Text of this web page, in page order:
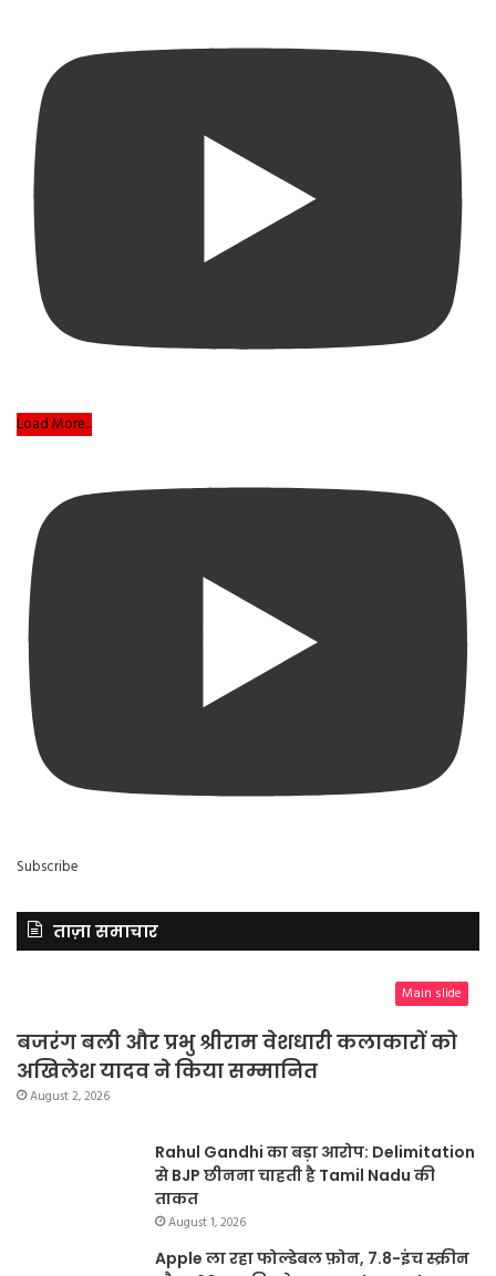
Load More...
Subscribe
ताज़ा समाचार
Main slide
बजरंग बली और प्रभु श्रीराम वेशधारी कलाकारों को
अखिलेश यादव ने किया सम्मानित
August 2, 2026
Rahul Gandhi का बड़ा आरोप: Delimitation
से BJP छीनना चाहती है Tamil Nadu की
ताकत
August 1, 2026
Apple ला रहा फोल्डेबल फ़ोन, 7.8-इंच स्क्रीन